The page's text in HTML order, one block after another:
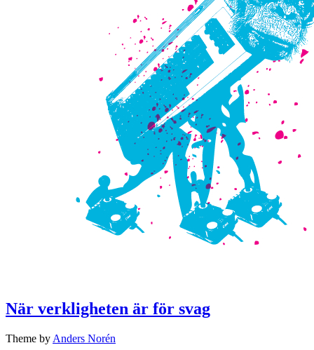
När verkligheten är för svag
Theme by Anders Norén